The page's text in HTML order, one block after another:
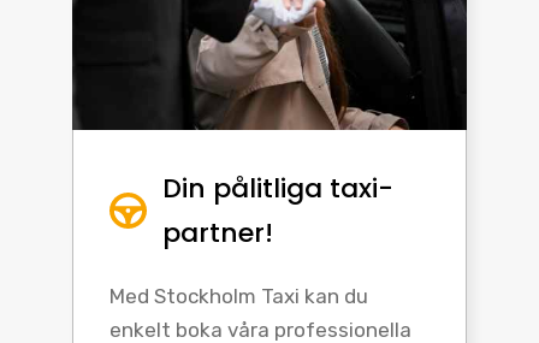
Din pålitliga taxi-
partner!
Med Stockholm Taxi kan du
enkelt boka våra professionella